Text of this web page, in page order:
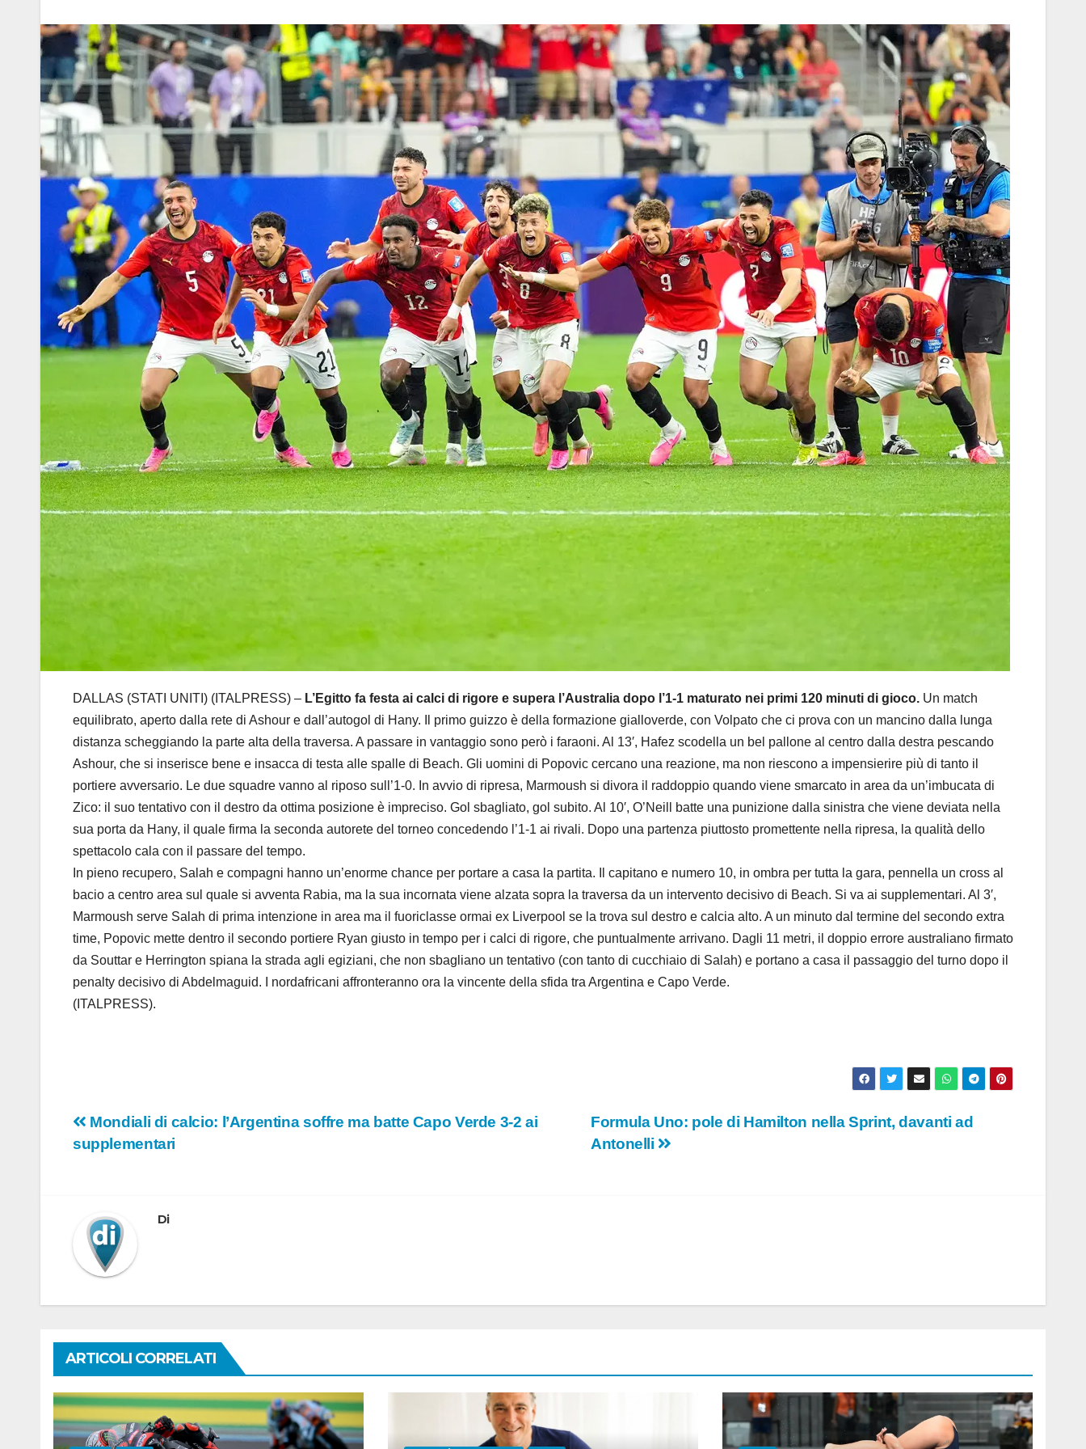
DALLAS (STATI UNITI) (ITALPRESS) – L’Egitto fa festa ai calci di rigore e supera l’Australia dopo l’1-1 maturato nei primi 120 minuti di gioco. Un match
equilibrato, aperto dalla rete di Ashour e dall’autogol di Hany. Il primo guizzo è della formazione gialloverde, con Volpato che ci prova con un mancino dalla lunga
distanza scheggiando la parte alta della traversa. A passare in vantaggio sono però i faraoni. Al 13′, Hafez scodella un bel pallone al centro dalla destra pescando
Ashour, che si inserisce bene e insacca di testa alle spalle di Beach. Gli uomini di Popovic cercano una reazione, ma non riescono a impensierire più di tanto il
portiere avversario. Le due squadre vanno al riposo sull’1-0. In avvio di ripresa, Marmoush si divora il raddoppio quando viene smarcato in area da un’imbucata di
Zico: il suo tentativo con il destro da ottima posizione è impreciso. Gol sbagliato, gol subito. Al 10′, O’Neill batte una punizione dalla sinistra che viene deviata nella
sua porta da Hany, il quale firma la seconda autorete del torneo concedendo l’1-1 ai rivali. Dopo una partenza piuttosto promettente nella ripresa, la qualità dello
spettacolo cala con il passare del tempo.
In pieno recupero, Salah e compagni hanno un’enorme chance per portare a casa la partita. Il capitano e numero 10, in ombra per tutta la gara, pennella un cross al
bacio a centro area sul quale si avventa Rabia, ma la sua incornata viene alzata sopra la traversa da un intervento decisivo di Beach. Si va ai supplementari. Al 3′,
Marmoush serve Salah di prima intenzione in area ma il fuoriclasse ormai ex Liverpool se la trova sul destro e calcia alto. A un minuto dal termine del secondo extra
time, Popovic mette dentro il secondo portiere Ryan giusto in tempo per i calci di rigore, che puntualmente arrivano. Dagli 11 metri, il doppio errore australiano firmato
da Souttar e Herrington spiana la strada agli egiziani, che non sbagliano un tentativo (con tanto di cucchiaio di Salah) e portano a casa il passaggio del turno dopo il
penalty decisivo di Abdelmaguid. I nordafricani affronteranno ora la vincente della sfida tra Argentina e Capo Verde.
(ITALPRESS).
Navigazione
articoli
Formula Uno: pole di Hamilton nella Sprint, davanti ad
Antonelli
Mondiali di calcio: l’Argentina soffre ma batte Capo Verde 3-2 ai
supplementari
Di
ARTICOLI CORRELATI